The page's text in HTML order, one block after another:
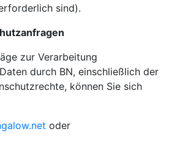
sind).
zur Verarbeitung
durch BN, einschließlich der
können Sie sich
oder